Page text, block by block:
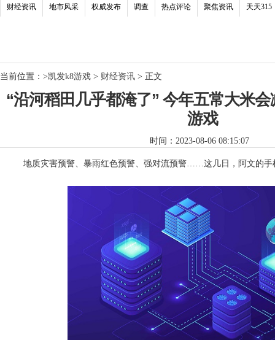
财经资讯 地市风采 权威发布 调查 热点评论 聚焦资讯 天天315
当前位置： >凯发k8游戏 > 财经资讯 > 正文
“沿河稻田几乎都淹了” 今年五常大米
游戏
时间：2023-08-06 08:15:07
地质灾害预警、暴雨红色预警、强对流预警……这几日，阿文的手